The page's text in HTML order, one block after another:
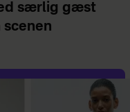
særlig gæst
scenen